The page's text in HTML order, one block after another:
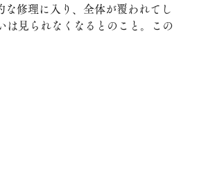
修理に入り、全体が覆われてし
は見られなくなるとのこと。この